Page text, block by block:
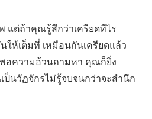
แต่ถ้าคุณรู้สึกว่าเครียดทีไร
ให้เต็มที่ เหมือนกันเครียดแล้ว
พอความอ้วนถามหา คุณก็ยิ่ง
ป็นวัฏจักรไม่รู้จบจนกว่าจะสำนึก